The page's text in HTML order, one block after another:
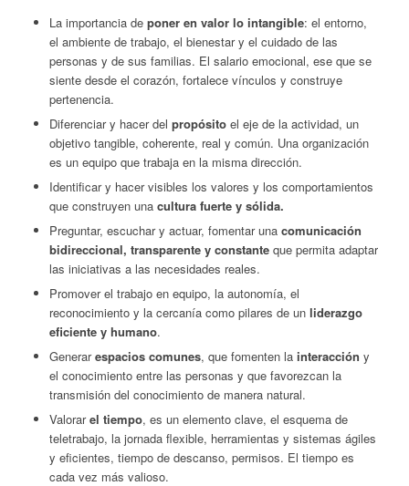
La importancia de poner en valor lo intangible: el entorno,
el ambiente de trabajo, el bienestar y el cuidado de las
personas y de sus familias. El salario emocional, ese que se
siente desde el corazón, fortalece vínculos y construye
pertenencia.
Diferenciar y hacer del propósitoel eje de la actividad, un
objetivo tangible, coherente, real y común. Una organización
es un equipo que trabaja en la misma dirección.
Identificar y hacer visibles los valores y los comportamientos
que construyen una cultura fuerte y sólida.
Preguntar, escuchar y actuar, fomentar una comunicación
bidireccional, transparente y constanteque permita adaptar
las iniciativas a las necesidades reales.
Promover el trabajo en equipo, la autonomía, el
reconocimiento y la cercanía como pilares de un liderazgo
eficiente y humano.
Generarespacios comunes, que fomenten la interacción y
el conocimiento entre las personas y que favorezcan la
transmisión del conocimiento de manera natural.
Valorarel tiempo, es un elemento clave, el esquema de
teletrabajo, la jornada flexible, herramientas y sistemas ágiles
y eficientes, tiempo de descanso, permisos. El tiempo es
cada vez más valioso.